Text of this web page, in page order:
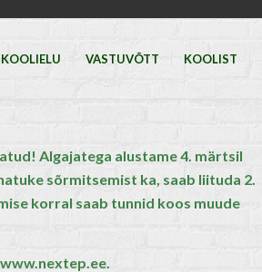
KOOLIELU VASTUVÕTT KOOLIST
Algajatega alustame 4. märtsil
sõrmitsemist ka, saab liituda 2.
korral saab tunnid koos muude
www.nextep.ee